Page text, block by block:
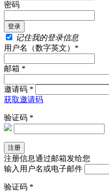
密码
记住我的登录信息
用户名（数字英文）*
邮箱 *
邀请码 *
获取邀请码
验证码 *
注册信息通过邮箱发给您
输入用户名或电子邮件
验证码 *